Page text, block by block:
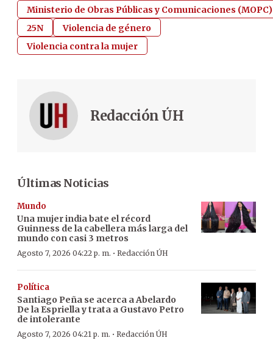
Ministerio de Obras Públicas y Comunicaciones (MOPC)
25N
Violencia de género
Violencia contra la mujer
Redacción ÚH
Últimas Noticias
Mundo
Una mujer india bate el récord
Guinness de la cabellera más larga del
mundo con casi 3 metros
Agosto 7, 2026 04:22 p. m. · Redacción ÚH
Política
Santiago Peña se acerca a Abelardo
De la Espriella y trata a Gustavo Petro
de intolerante
Agosto 7, 2026 04:21 p. m. · Redacción ÚH